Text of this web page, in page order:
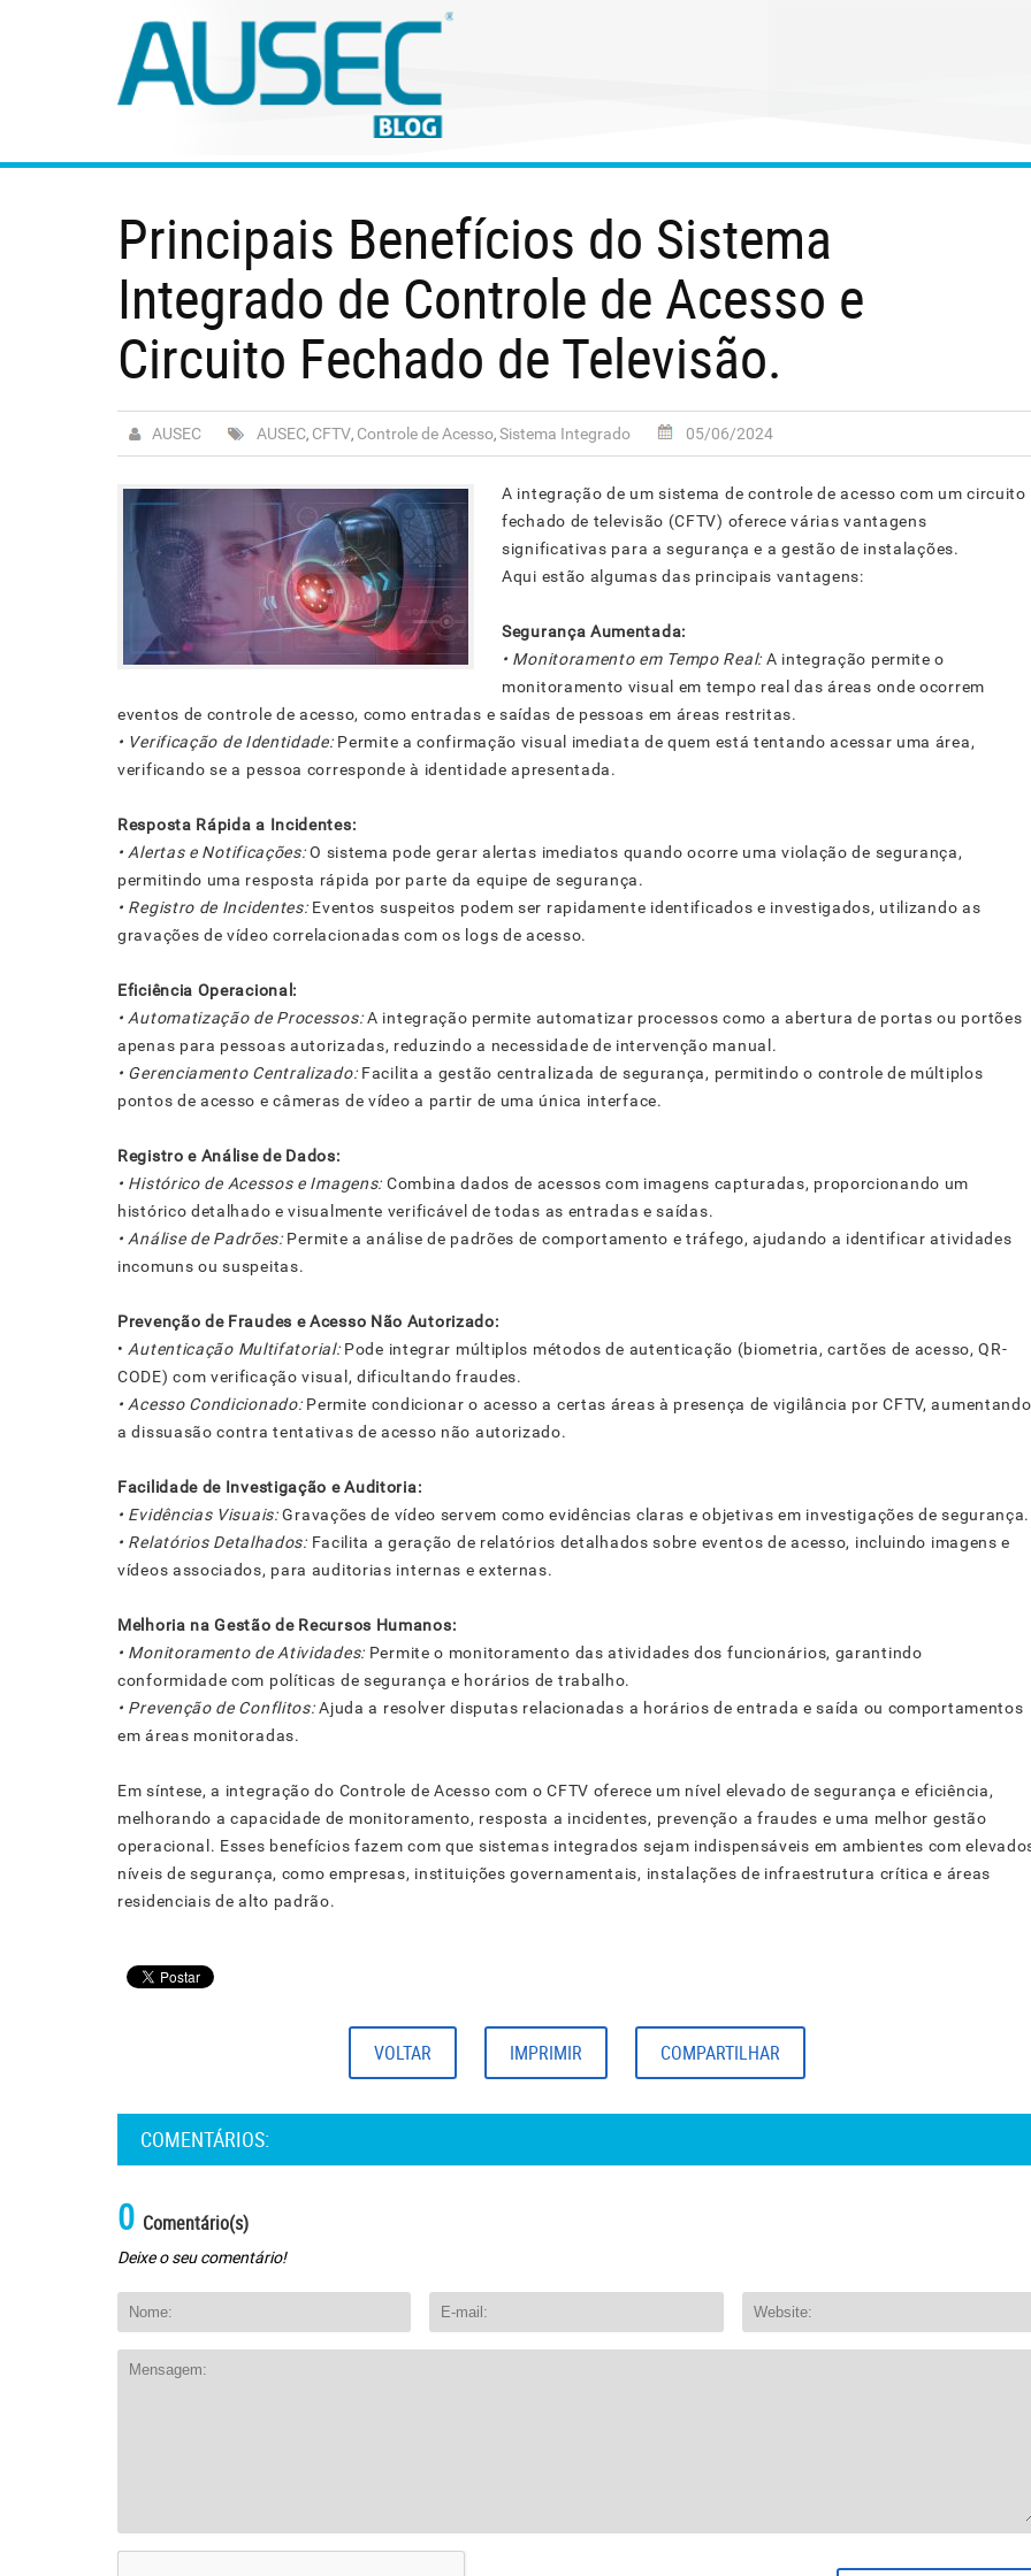
Principais Benefícios do Sistema
Integrado de Controle de Acesso e
Circuito Fechado de Televisão.
AUSEC AUSEC, CFTV, Controle de Acesso, Sistema Integrado 05/06/2024
A integração de um sistema de controle de acesso com um circuito
fechado de televisão (CFTV) oferece várias vantagens
significativas para a segurança e a gestão de instalações.
Aqui estão algumas das principais vantagens:
Segurança Aumentada:
• Monitoramento em Tempo Real: A integração permite o
monitoramento visual em tempo real das áreas onde ocorrem
eventos de controle de acesso, como entradas e saídas de pessoas em áreas restritas.
• Verificação de Identidade:Permite a confirmação visual imediata de quem está tentando acessar uma área,
verificando se a pessoa corresponde à identidade apresentada.
Resposta Rápida a Incidentes:
• Alertas e Notificações:O sistema pode gerar alertas imediatos quando ocorre uma violação de segurança,
permitindo uma resposta rápida por parte da equipe de segurança.
• Registro de Incidentes: Eventos suspeitos podem ser rapidamente identificados e investigados, utilizando as
gravações de vídeo correlacionadas com os logs de acesso.
Eficiência Operacional:
• Automatização de Processos:A integração permite automatizar processos como a abertura de portas ou portões
apenas para pessoas autorizadas, reduzindo a necessidade de intervenção manual.
• Gerenciamento Centralizado:Facilita a gestão centralizada de segurança, permitindo o controle de múltiplos
pontos de acesso e câmeras de vídeo a partir de uma única interface.
Registro e Análise de Dados:
• Histórico de Acessos e Imagens: Combina dados de acessos com imagens capturadas, proporcionando um
histórico detalhado e visualmente verificável de todas as entradas e saídas.
• Análise de Padrões: Permite a análise de padrões de comportamento e tráfego, ajudando a identificar atividades
incomuns ou suspeitas.
Prevenção de Fraudes e Acesso Não Autorizado:
• Autenticação Multifatorial: Pode integrar múltiplos métodos de autenticação (biometria, cartões de acesso, QR-
CODE) com verificação visual, dificultando fraudes.
• Acesso Condicionado:Permite condicionar o acesso a certas áreas à presença de vigilância por CFTV, aumentando
a dissuasão contra tentativas de acesso não autorizado.
Facilidade de Investigação e Auditoria:
• Evidências Visuais:Gravações de vídeo servem como evidências claras e objetivas em investigações de segurança.
• Relatórios Detalhados:Facilita a geração de relatórios detalhados sobre eventos de acesso, incluindo imagens e
vídeos associados, para auditorias internas e externas.
Melhoria na Gestão de Recursos Humanos:
• Monitoramento de Atividades: Permite o monitoramento das atividades dos funcionários, garantindo
conformidade com políticas de segurança e horários de trabalho.
• Prevenção de Conflitos:Ajuda a resolver disputas relacionadas a horários de entrada e saída ou comportamentos
em áreas monitoradas.
Em síntese, a integração do Controle de Acesso com o CFTV oferece um nível elevado de segurança e eficiência,
melhorando a capacidade de monitoramento, resposta a incidentes, prevenção a fraudes e uma melhor gestão
operacional. Esses benefícios fazem com que sistemas integrados sejam indispensáveis em ambientes com
níveis de segurança, como empresas, instituições governamentais, instalações de infraestrutura crítica e áreas
residenciais de alto padrão.
VOLTAR IMPRIMIR COMPARTILHAR
COMENTÁRIOS:
0 Comentário(s)
Deixe o seu comentário!